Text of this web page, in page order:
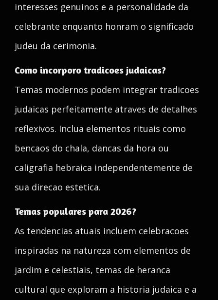
interesses genuinos e a personalidade da
celebrante enquanto honram o significado
judeu da cerimonia.
Como incorporo tradicoes judaicas?
Temas modernos podem integrar tradicoes
judaicas perfeitamente atraves de detalhes
reflexivos. Inclua elementos rituais como
bencaos do chala, dancas da hora ou
caligrafia hebraica independentemente de
sua direcao estetica.
Temas populares para 2026?
As tendencias atuais incluem celebracoes
inspiradas na natureza com elementos de
jardim e celestiais, temas de heranca
cultural que exploram a historia judaica e a